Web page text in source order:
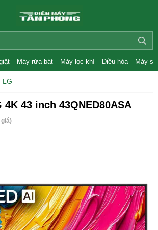
Máy rửa bát Máy lọc khí Điều hòa Máy
LG
4K 43 inch 43QNED80ASA